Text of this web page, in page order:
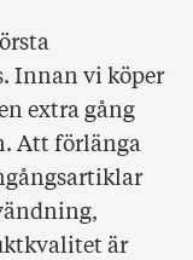
Innan vi köper
extra gång
Att förlänga
är